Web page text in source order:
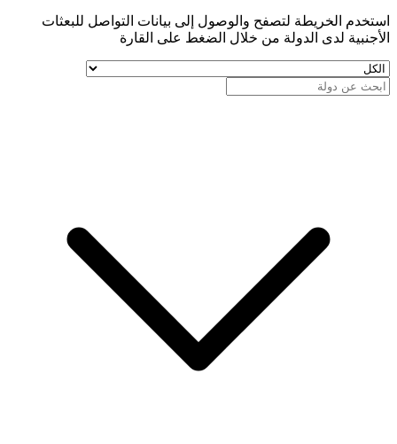
استخدم الخريطة لتصفح والوصول إلى بيانات التواصل للبعثات
الأجنبية لدى الدولة من خلال الضغط على القارة